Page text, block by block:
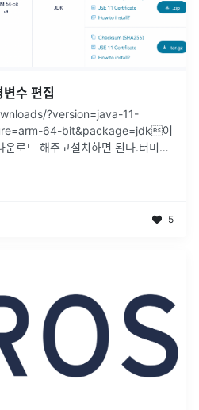
수 편집
?version=java-11-
64-bit&package=jdk여
로드 해주고설치하면 된다.터미널
5